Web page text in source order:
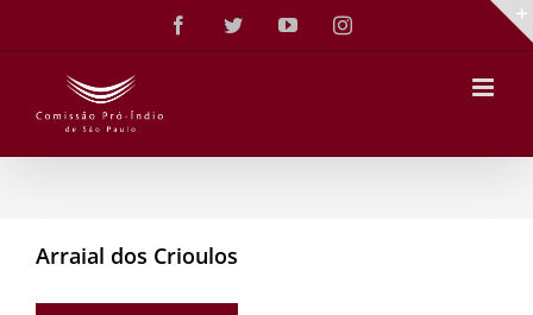
conteúdo
FacebookTwitterYouTubeInstagram
Arraial dos Crioulos